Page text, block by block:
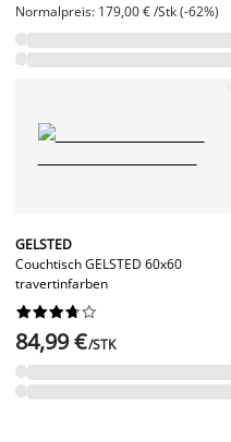
Normalpreis: 179,00 € /Stk (-62%)
GELSTED
Couchtisch GELSTED 60x60
travertinfarben






84,99 €/STK